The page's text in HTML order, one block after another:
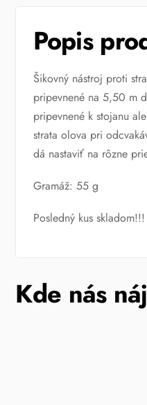
Popis
Šikovný nástroj proti
pripevnené na 5,50 m
pripevnené k stojanu
strata olova pri
dá nastaviť na rôzne
Gramáž: 55 g
Posledný kus skladom!!!
Kde nás